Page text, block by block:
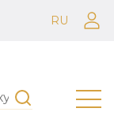
RU